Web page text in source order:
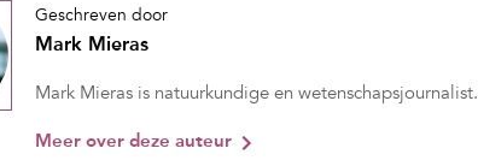
Geschreven door
Mark Mieras
Mark Mieras is natuurkundige en wetenschapsjournalist.
Meer over deze auteur